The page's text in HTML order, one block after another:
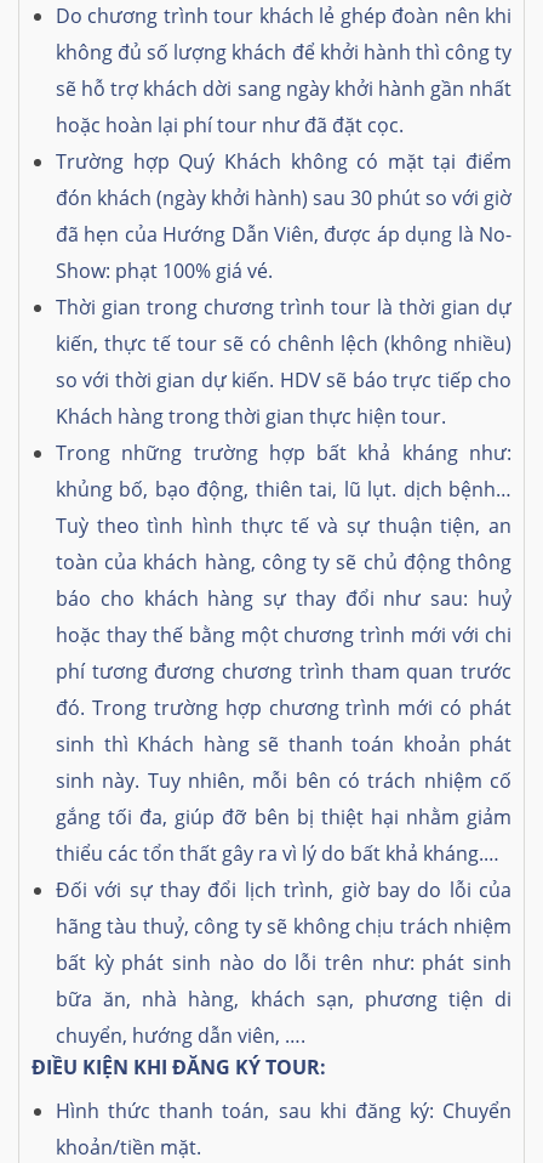
Do chương trình tour khách lẻ ghép đoàn nên khi
không đủ số lượng khách để khởi hành thì công ty
sẽ hỗ trợ khách dời sang ngày khởi hành gần nhất
hoặc hoàn lại phí tour như đã đặt cọc.
Trường hợp Quý Khách không có mặt tại điểm
đón khách (ngày khởi hành) sau 30 phút so với giờ
đã hẹn của Hướng Dẫn Viên, được áp dụng là No-
Show: phạt 100% giá vé.
Thời gian trong chương trình tour là thời gian dự
kiến, thực tế tour sẽ có chênh lệch (không nhiều)
so với thời gian dự kiến. HDV sẽ báo trực tiếp cho
Khách hàng trong thời gian thực hiện tour.
Trong những trường hợp bất khả kháng như:
khủng bố, bạo động, thiên tai, lũ lụt. dịch bệnh…
Tuỳ theo tình hình thực tế và sự thuận tiện, an
toàn của khách hàng, công ty sẽ chủ động thông
báo cho khách hàng sự thay đổi như sau: huỷ
hoặc thay thế bằng một chương trình mới với chi
phí tương đương chương trình tham quan trước
đó. Trong trường hợp chương trình mới có phát
sinh thì Khách hàng sẽ thanh toán khoản phát
sinh này. Tuy nhiên, mỗi bên có trách nhiệm cố
gắng tối đa, giúp đỡ bên bị thiệt hại nhằm giảm
thiểu các tổn thất gây ra vì lý do bất khả kháng.…
Đối với sự thay đổi lịch trình, giờ bay do lỗi của
hãng tàu thuỷ, công ty sẽ không chịu trách nhiệm
bất kỳ phát sinh nào do lỗi trên như: phát sinh
bữa ăn, nhà hàng, khách sạn, phương tiện di
chuyển, hướng dẫn viên, ….
ĐIỀU KIỆN KHI ĐĂNG KÝ TOUR:
Hình thức thanh toán, sau khi đăng ký: Chuyển
khoản/tiền mặt.